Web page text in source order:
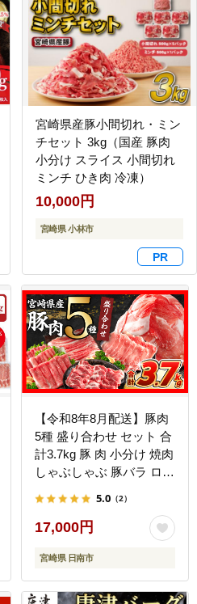
宮崎県産豚小間切れ・ミン
チセット 3kg（国産 豚肉
小分け スライス 小間切れ
ミンチ ひき肉 冷凍）
10,000円
宮崎県 小林市
【令和8年8月配送】豚肉
5種 盛り合わせ セット 合
計3.7kg 豚 肉 小分け 焼肉
しゃぶしゃぶ 豚バラ ロー
ス 宮崎県産 国産 食品 豚
丼 豚しゃぶ おかず 小間
切れ 真空パック 食べ比べ
おすすめ 料理に大活躍 ミ
ヤチク 宮崎県 日南市 送
料無料_CB119-26-08
5.0 （2）
17,000円
宮崎県 日南市